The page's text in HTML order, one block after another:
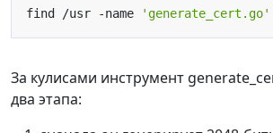
find /usr -name 'generate_cert.go'
За кулисами инструмент
два этапа: